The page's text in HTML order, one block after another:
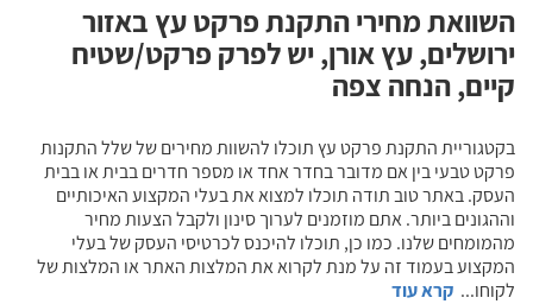
השוואת מחירי התקנת פרקט עץ באזור
ירושלים, עץ אורן, יש לפרק פרקט/שטיח
קיים, הנחה צפה
בקטגוריית התקנת פרקט עץ תוכלו להשוות מחירים של שלל התקנות
פרקט טבעי בין אם מדובר בחדר אחד או מספר חדרים בבית או בבית
העסק. באתר טוב תודה תוכלו למצוא את בעלי המקצוע האיכותיים
וההגונים ביותר. אתם מוזמנים לערוך סינון ולקבל הצעות מחיר
מהמומחים שלנו. כמו כן, תוכלו להיכנס לכרטיסי העסק של בעלי
המקצוע בעמוד זה על מנת לקרוא את המלצות האתר או המלצות של
לקוחו... קרא עוד